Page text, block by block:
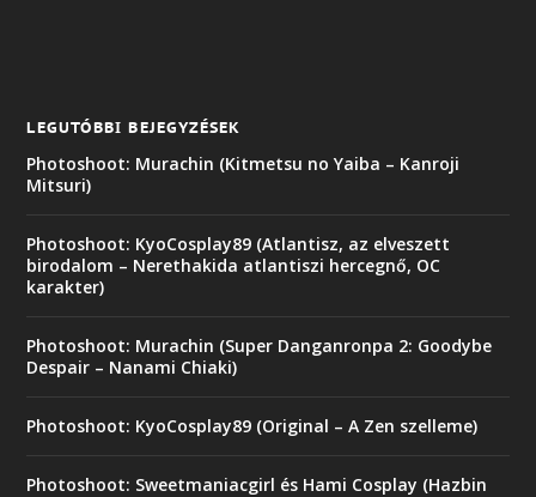
LEGUTÓBBI BEJEGYZÉSEK
Photoshoot: Murachin (Kitmetsu no Yaiba – Kanroji
Mitsuri)
Photoshoot: KyoCosplay89 (Atlantisz, az elveszett
birodalom – Nerethakida atlantiszi hercegnő, OC
karakter)
Photoshoot: Murachin (Super Danganronpa 2: Goodybe
Despair – Nanami Chiaki)
Photoshoot: KyoCosplay89 (Original – A Zen szelleme)
Photoshoot: Sweetmaniacgirl és Hami Cosplay (Hazbin